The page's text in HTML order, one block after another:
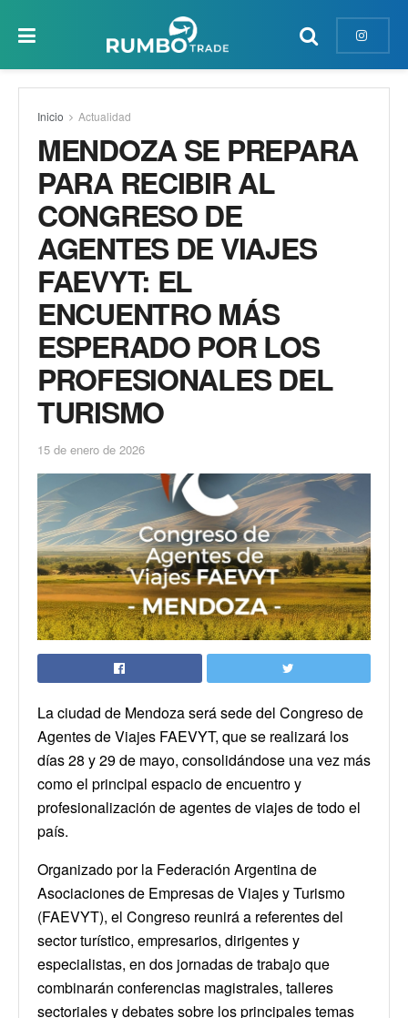
Inicio Actualidad
MENDOZA SE PREPARA
PARA RECIBIR AL
CONGRESO DE
AGENTES DE VIAJES
FAEVYT: EL
ENCUENTRO MÁS
ESPERADO POR LOS
PROFESIONALES DEL
TURISMO
15 de enero de 2026
La ciudad de Mendoza será sede del Congreso de
Agentes de Viajes FAEVYT, que se realizará los
días 28 y 29 de mayo, consolidándose una vez más
como el principal espacio de encuentro y
profesionalización de agentes de viajes de todo el
país.
Organizado por la Federación Argentina de
Asociaciones de Empresas de Viajes y Turismo
(FAEVYT), el Congreso reunirá a referentes del
sector turístico, empresarios, dirigentes y
especialistas, en dos jornadas de trabajo que
combinarán conferencias magistrales, talleres
sectoriales y debates sobre los principales temas